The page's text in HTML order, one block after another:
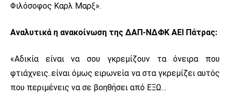
Φιλόσοφος Καρλ Μαρξ».
Αναλυτικά η ανακοίνωση της ΔΑΠ-ΝΔΦΚ ΑΕΙ Πάτρας:
«Aδικία είναι να σου γκρεμίζουν τα όνειρα που
φτιάχνεις..είναι όμως ειρωνεία να στα γκρεμίζει αυτός
που περιμένεις να σε βοηθήσει από ΕΞΩ…